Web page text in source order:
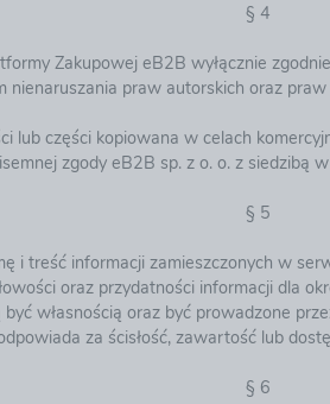
§ 4
Zakupowej eB2B wyłącznie
praw autorskich oraz
lub części kopiowana w celach
zgody eB2B sp. z o. o. z siedzibą
§ 5
i treść informacji zamieszczonych w
oraz przydatności informacji dla
własnością oraz być prowadzone
za ścisłość, zawartość lub
§ 6